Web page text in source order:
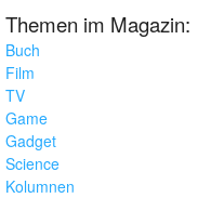
Themen im Magazin:
Buch
Film
TV
Game
Gadget
Science
Kolumnen